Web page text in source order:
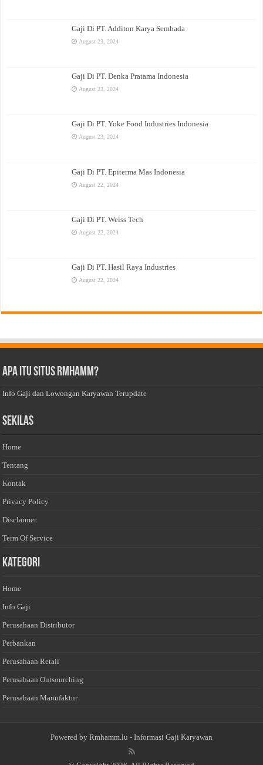
Gaji Di PT. Additon Karya Sembada
August 23, 2024
Gaji Di PT. Denka Pratama Indonesia
August 23, 2024
Gaji Di PT. Yoke Food Industries Indonesia
August 23, 2024
Gaji Di PT. Epiterma Mas Indonesia
August 22, 2024
Gaji Di PT. Weiss Tech
August 22, 2024
Gaji Di PT. Hasil Raya Industries
August 22, 2024
Apa Itu Situs Rmhamm?
Info Gaji dan Lowongan Karyawan Terupdate
Sekilas
Home
Tentang
Kontak
Privacy Policy
Disclaimer
Term Of Service
Kategori
Home
Info Gaji
Perusahaan Distributor
Perbankan
Perusahaan Retail
Perusahaan Outsourching
Perusahaan Manufaktur
Powered by Rmhamm.lu - Informasi Gaji Karyawan